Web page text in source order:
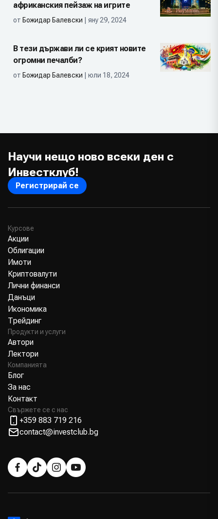
африканския пейзаж на игрите
от Божидар Балевски | яну 29, 2024
В тези държави ли се крият новите
огромни печалби?
от Божидар Балевски | юли 18, 2024
Научи нещо ново всеки ден с
Инвестклуб!
Регистрирай се
Курсове
Акции
Облигации
Имоти
Криптовалути
Лични финанси
Данъци
Икономика
Трейдинг
Продукти и услуги
Автори
Лектори
Компанията
Блог
За нас
Контакт
Свържете се с нас
+359 883 719 216
contact@investclub.bg